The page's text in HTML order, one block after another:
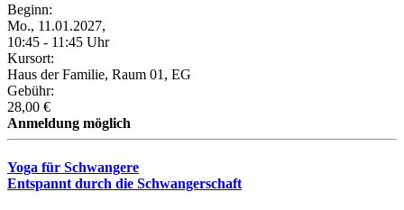
Beginn:
Mo., 11.01.2027,
10:45 - 11:45 Uhr
Kursort:
Haus der Familie, Raum 01, EG
Gebühr:
28,00 €
Anmeldung möglich
Yoga für Schwangere
Entspannt durch die Schwangerschaft